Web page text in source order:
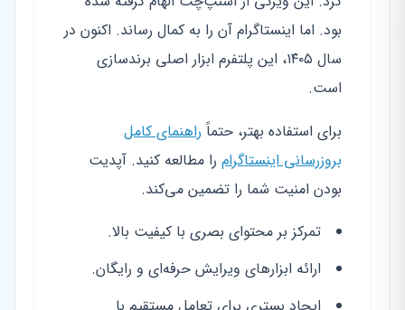
بود. اما اینستاگرام آن را به کمال رساند. اکنون در
سال ۱۴۰۵، این پلتفرم ابزار اصلی برندسازی
است.
برای استفاده بهتر، حتماً راهنمای کامل
بروزرسانی اینستاگرام را مطالعه کنید. آپدیت
بودن امنیت شما را تضمین می‌کند.
تمرکز بر محتوای بصری با کیفیت بالا.
ارائه ابزارهای ویرایش حرفه‌ای و رایگان.